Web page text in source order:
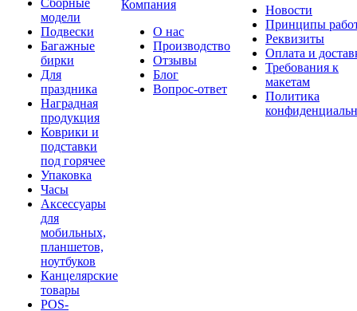
модели
Подвески
Багажные
бирки
Для
праздника
Наградная
продукция
Коврики и
подставки
под горячее
Упаковка
Часы
Аксессуары
для
мобильных,
планшетов,
ноутбуков
Канцелярские
товары
POS-
Компания
О нас
Производство
Отзывы
Блог
Вопрос-ответ
Новости
Принципы
Реквизиты
Оплата и
Требования к
макетам
Политика